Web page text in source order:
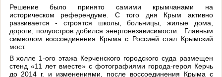
Решение было принято самими крымчанами на
историческом референдуме. С того дня Крым активно
развивается - строятся школы, больницы, жилые дома,
дороги, полуостров добился энергонезависимости.
Главным
символом воссоединения Крыма с Россией стал Крымский
мост.
В холле 1-ого этажа Керченского городского суда размещен
стенд «11 лет вместе» с фотографиями города-героя Керчь
до 2014 г. и изменениями, после воссоединения Крыма с